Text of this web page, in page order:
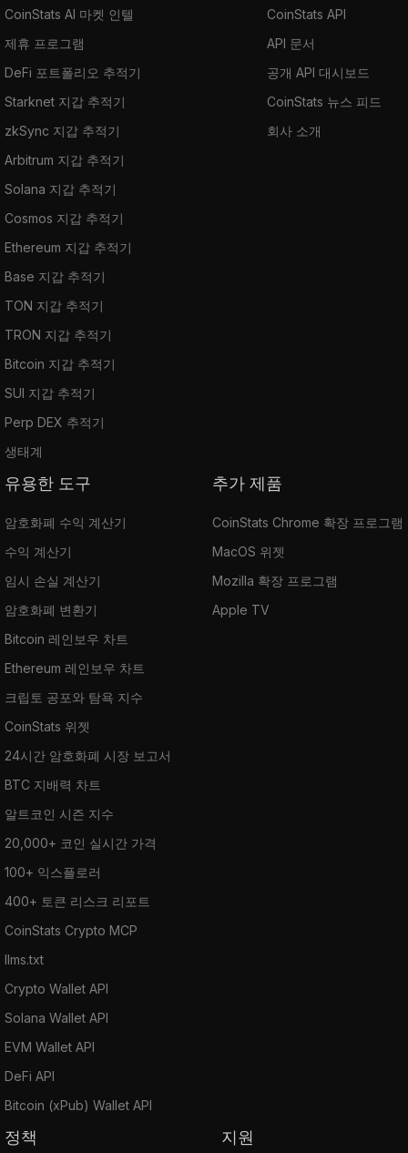
CoinStats AI 마켓 인텔
제휴 프로그램
DeFi 포트폴리오 추적기
Starknet 지갑 추적기
zkSync 지갑 추적기
Arbitrum 지갑 추적기
Solana 지갑 추적기
Cosmos 지갑 추적기
Ethereum 지갑 추적기
Base 지갑 추적기
TON 지갑 추적기
TRON 지갑 추적기
Bitcoin 지갑 추적기
SUI 지갑 추적기
Perp DEX 추적기
생태계
CoinStats API
API 문서
공개 API 대시보드
CoinStats 뉴스 피드
회사 소개
유용한 도구
암호화폐 수익 계산기
수익 계산기
임시 손실 계산기
암호화폐 변환기
Bitcoin 레인보우 차트
Ethereum 레인보우 차트
크립토 공포와 탐욕 지수
CoinStats 위젯
24시간 암호화폐 시장 보고서
BTC 지배력 차트
알트코인 시즌 지수
20,000+ 코인 실시간 가격
100+ 익스플로러
400+ 토큰 리스크 리포트
CoinStats Crypto MCP
llms.txt
Crypto Wallet API
Solana Wallet API
EVM Wallet API
DeFi API
Bitcoin (xPub) Wallet API
추가 제품
CoinStats Chrome 확장 프로그램
MacOS 위젯
Mozilla 확장 프로그램
Apple TV
정책 지원